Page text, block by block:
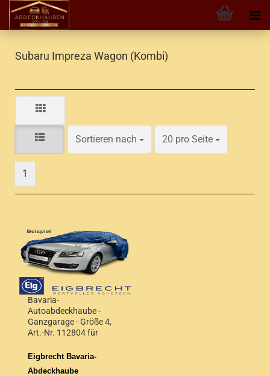
Subaru Impreza Wagon (Kombi)
Sortieren nach
Sortieren nach 20 pro Seite
pro Seite
1
Bavaria-
Autoabdeckhaube -
Ganzgarage - Größe 4,
Art.-Nr. 112804 für
4,50 m Wagenlänge
Eigbrecht Bavaria-
Abdeckhaube